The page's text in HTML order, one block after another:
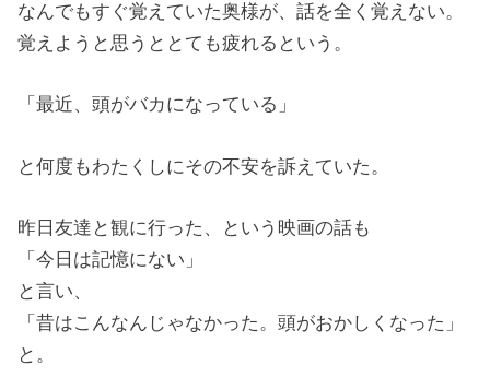
なんでもすぐ覚えていた奥様が、話を全く覚えない。
覚えようと思うととても疲れるという。
「最近、頭がバカになっている」
と何度もわたくしにその不安を訴えていた。
昨日友達と観に行った、という映画の話も
「今日は記憶にない」
と言い、
「昔はこんなんじゃなかった。頭がおかしくなった」
と。